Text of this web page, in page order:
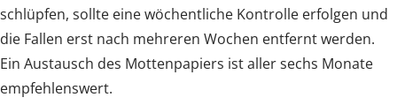
schlüpfen, sollte eine wöchentliche Kontrolle erfolgen und
die Fallen erst nach mehreren Wochen entfernt werden.
Ein Austausch des Mottenpapiers ist aller sechs Monate
empfehlenswert.